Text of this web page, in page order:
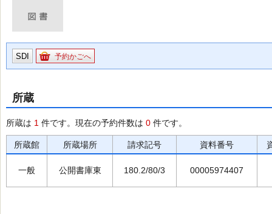
SDI 予約かごへ
所蔵
所蔵は 1 件です。現在の予約件数は 0 件です。
所蔵館 所蔵場所 請求記号 資料番号
一般 公開書庫東 180.2/80/3 00005974407